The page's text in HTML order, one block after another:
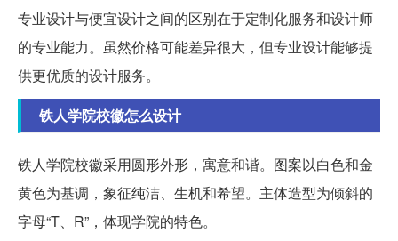
专业设计与便宜设计之间的区别在于定制化服务和设计师
的专业能力。虽然价格可能差异很大，但专业设计能够提
供更优质的设计服务。
铁人学院校徽怎么设计
铁人学院校徽采用圆形外形，寓意和谐。图案以白色和金
黄色为基调，象征纯洁、生机和希望。主体造型为倾斜的
字母“T、R”，体现学院的特色。